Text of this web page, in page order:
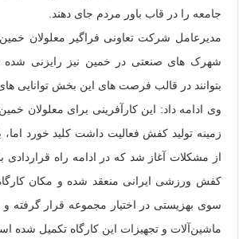
جامعه را در قاب باور مردم جای دهند.
مدیرعامل شرکت تعاونی فراگیر معلولان
شهرک های صنعتی در خمین نیز رایزنی شده
بتوانند در قالب فرصت های این بخش توانایی
وی ادامه داد: این کارآفرینی برای معلولان
زمینه تولید کفش فعالیت داشت کلید خورد
از مشکلات آغاز شد که در ادامه راه
کفش ورزشی ایرانی منعقد شده و مکان
سوی بهزیستی در اختیار مجموعه قرار گرفته
ماشین‌آلات و تجهیزات این کارگاه تکمیل شده